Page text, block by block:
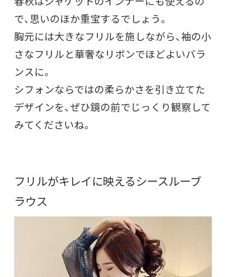
で、思いのほか重宝するでしょう。
胸元には大きなフリルを施しながら、袖の小
さなフリルと華奢なリボンでほどよいバラ
ンスに。
シフォンならではの柔らかさを引き立てた
デザインを、ぜひ鏡の前でじっくり観察して
みてくださいね。
フリルがキレイに映えるシースルーブ
ラウス